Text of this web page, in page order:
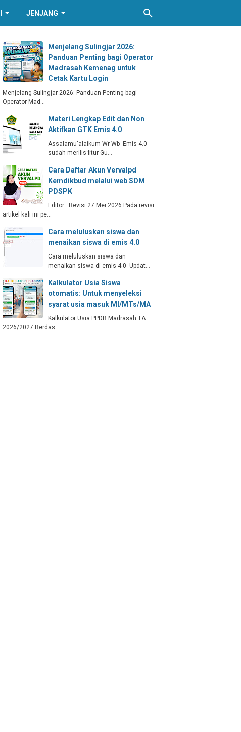
JENJANG
Menjelang Sulingjar 2026:
Panduan Penting bagi Operator
Madrasah Kemenag untuk
Cetak Kartu Login
Menjelang Sulingjar 2026: Panduan Penting bagi
Operator Mad…
Materi Lengkap Edit dan Non
Aktifkan GTK Emis 4.0
Assalamu'alaikum Wr Wb Emis 4.0
sudah merilis fitur Gu…
Cara Daftar Akun Vervalpd
Kemdikbud melalui web SDM
PDSPK
Editor : Revisi 27 Mei 2026 Pada revisi
artikel kali ini pe…
Cara meluluskan siswa dan
menaikan siswa di emis 4.0
Cara meluluskan siswa dan
menaikan siswa di emis 4.0 Updat…
Kalkulator Usia Siswa
otomatis: Untuk menyeleksi
syarat usia masuk MI/MTs/MA
Kalkulator Usia PPDB Madrasah TA
2026/2027 Berdas…